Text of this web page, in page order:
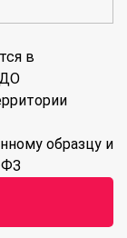
в
образцу и
ФЗ